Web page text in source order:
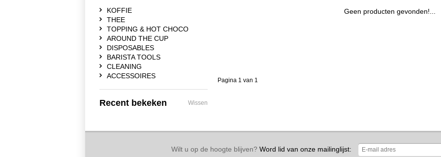
Geen producten gevonden!...
Pagina 1 van 1
KOFFIE
THEE
TOPPING & HOT CHOCO
AROUND THE CUP
DISPOSABLES
BARISTA TOOLS
CLEANING
ACCESSOIRES
Recent bekeken Wissen
Wilt u op de hoogte blijven?Word lid van onze mailinglijst: